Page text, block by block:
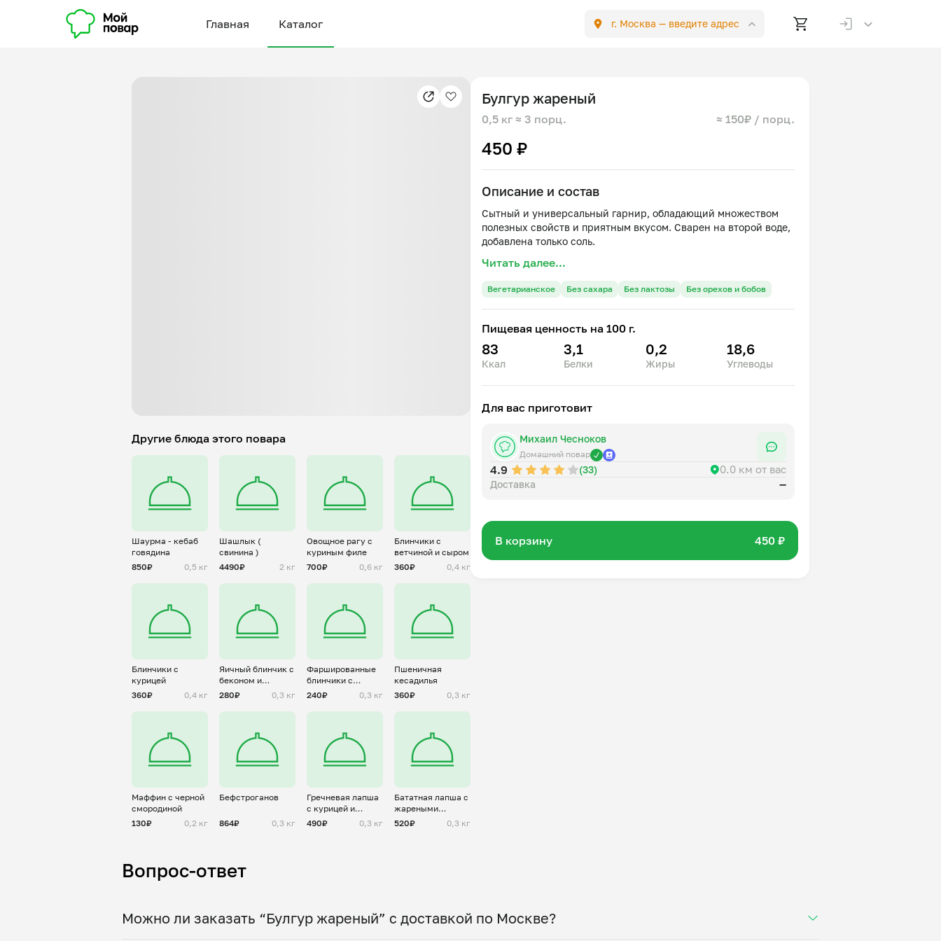
Главная Каталог г. Москва — введите адрес
Другие блюда этого повара
Шаурма - кебаб
говядина
850₽
0,5 кг
Шашлык (
свинина )
4490₽
2 кг
Овощное рагу с
куриным филе
700₽
0,6 кг
Блинчики с
ветчиной и сыром
360₽
0,4 кг
Блинчики с
курицей
360₽
0,4 кг
Яичный блинчик с
беконом и
пармезаном (
280₽ 0,3 кг
Фаршированные
блинчики с
творогом
240₽ 0,3 кг
Пшеничная
кесадилья
360₽
0,3 кг
Маффин с черной
смородиной
130₽
0,2 кг
Бефстроганов
864₽ 0,3 кг
Гречневая лапша
с курицей и
овощами
490₽ 0,3 кг
Бататная лапша с
жареными
овощами и
520₽ 0,3 кг
Булгур жареный
0,5 кг ≈ 3 порц. ≈ 150₽ / порц.
450 ₽
Описание и состав
Сытный и универсальный гарнир, обладающий множеством
полезных свойств и приятным вкусом. Сварен на второй воде,
Читать далее...
Вегетарианское Без сахара Без лактозы Без орехов и бобов
Пищевая ценность на 100 г.
83
Ккал
3,1
Белки
0,2
Жиры
18,6
Углеводы
Для вас приготовит
Михаил Чесноков
Домашний повар
4.9 (33) 0.0 км от вас
Доставка —
В корзину 450 ₽
Вопрос-ответ
Можно ли заказать “Булгур жареный” с доставкой по Москве?